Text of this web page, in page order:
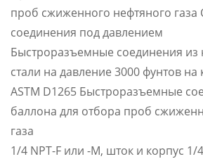
проб сжиженного нефтяного газа
соединения под давлением
Быстроразъемные соединения
стали на давление 3000 фунтов
ASTM D1265 Быстроразъемные
баллона для отбора проб
газа
1/4 NPT-F или -M, шток и корпус